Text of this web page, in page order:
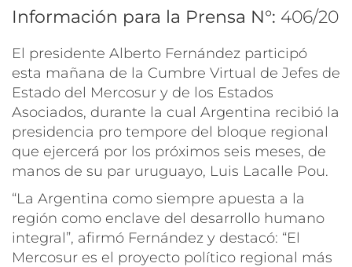
Información para la Prensa N°: 406/20
El presidente Alberto Fernández participó
esta mañana de la Cumbre Virtual de Jefes de
Estado del Mercosur y de los Estados
Asociados, durante la cual Argentina recibió la
presidencia pro tempore del bloque regional
que ejercerá por los próximos seis meses, de
manos de su par uruguayo, Luis Lacalle Pou.
“La Argentina como siempre apuesta a la
región como enclave del desarrollo humano
integral”, afirmó Fernández y destacó: “El
Mercosur es el proyecto político regional más